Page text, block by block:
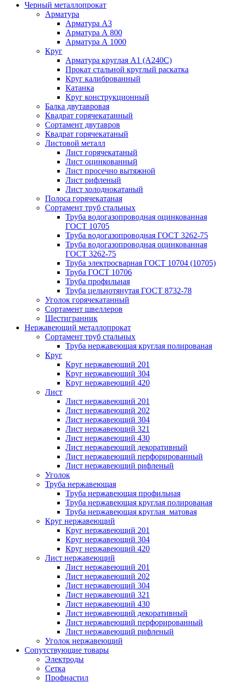
Черный металлопрокат
Арматура
Арматура А3
Арматура А 800
Арматура А 1000
Круг
Арматура круглая А1 (А240C)
Прокат стальной круглый раскатка
Круг калиброванный
Катанка
Круг конструкционный
Балка двутавровая
Квадрат горячекатанный
Сортамент двутавров
Квадрат горячекатаный
Листовой металл
Лист горячекатаный
Лист оцинкованный
Лист просечно вытяжной
Лист рифленый
Лист холоднокатаный
Полоса горячекатаная
Сортамент труб стальных
Труба водогазопроводная оцинкованная
ГОСТ 10705
Труба водогазопроводная ГОСТ 3262-75
Труба водогазопроводная оцинкованная
ГОСТ 3262-75
Труба электросварная ГОСТ 10704 (10705)
Труба ГОСТ 10706
Труба профильная
Труба цельнотянутая ГОСТ 8732-78
Уголок горячекатанный
Сортамент швеллеров
Шестигранник
Нержавеющий металлопрокат
Сортамент труб стальных
Труба нержавеющая круглая полированая
Круг
Круг нержавеющий 201
Круг нержавеющий 304
Круг нержавеющий 420
Лист
Лист нержавеющий 201
Лист нержавеющий 202
Лист нержавеющий 304
Лист нержавеющий 321
Лист нержавеющий 430
Лист нержавеющий декоративный
Лист нержавеющий перфорированный
Лист нержавеющий рифленый
Уголок
Труба нержавеющая
Труба нержавеющая профильная
Труба нержавеющая круглая полированая
Труба нержавеющая круглая матовая
Круг нержавеющий
Круг нержавеющий 201
Круг нержавеющий 304
Круг нержавеющий 420
Лист нержавеющий
Лист нержавеющий 201
Лист нержавеющий 202
Лист нержавеющий 304
Лист нержавеющий 321
Лист нержавеющий 430
Лист нержавеющий декоративный
Лист нержавеющий перфорированный
Лист нержавеющий рифленый
Уголок нержавеющий
Cопутствующие товары
Электроды
Сетка
Профнастил